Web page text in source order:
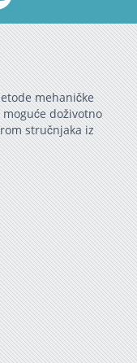
mehaničke
doživotno
stručnjaka iz